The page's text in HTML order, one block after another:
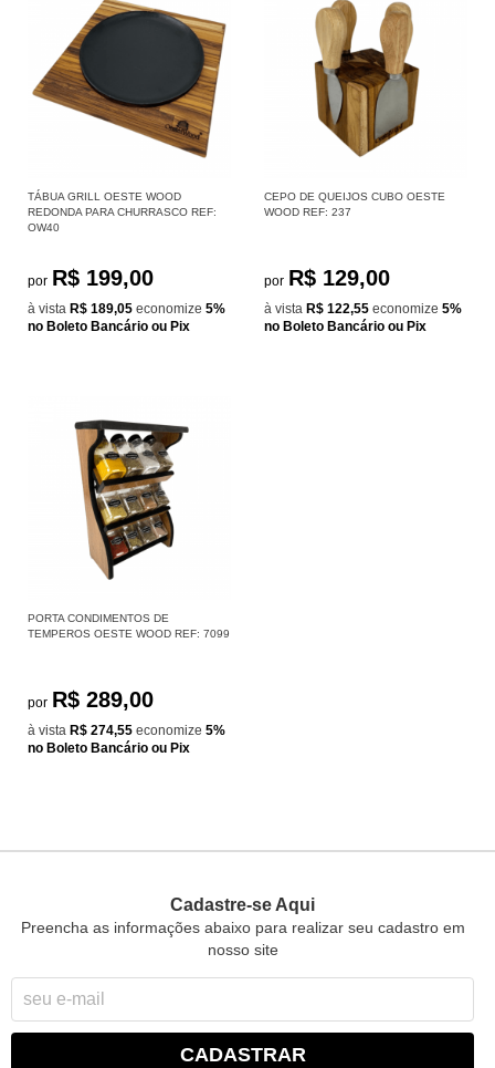
TÁBUA GRILL OESTE WOOD
REDONDA PARA CHURRASCO REF:
OW40
por R$ 199,00
à vista R$ 189,05 economize 5%
no Boleto Bancário ou Pix
CEPO DE QUEIJOS CUBO OESTE
WOOD REF: 237
por R$ 129,00
à vista R$ 122,55 economize 5%
no Boleto Bancário ou Pix
PORTA CONDIMENTOS DE
TEMPEROS OESTE WOOD REF: 7099
por R$ 289,00
à vista R$ 274,55 economize 5%
no Boleto Bancário ou Pix
Cadastre-se Aqui
Preencha as informações abaixo para realizar seu cadastro em
nosso site
CADASTRAR